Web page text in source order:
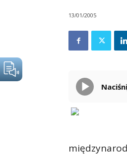
13/01/2005